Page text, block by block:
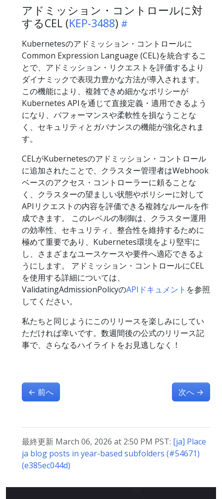
アドミッション・コントロールに対
するCEL (KEP-3488)
Kubernetesのアドミッション・コントロールに
Common Expression Language (CEL)を統合するこ
とで、アドミッション・リクエストを評価するより
ダイナミックで表現力豊かな方法が導入されます。
この機能により、複雑できめ細かなポリシーが
Kubernetes APIを通じて直接定義・適用できるよう
になり、パフォーマンスや柔軟性を損なうことな
く、セキュリティとガバナンスの機能が強化されま
す。
CELがKubernetesのアドミッション・コントロール
に追加されたことで、クラスター管理者はWebhook
ベースのアクセス・コントローラーに頼ることな
く、クラスターの望ましい状態やポリシーに対して
APIリクエストの内容を評価できる複雑なルールを作
成できます。 このレベルの制御は、クラスター運用
の効率性、セキュリティ、整合性を維持するために
極めて重要であり、Kubernetes環境をより堅牢に
し、さまざまなユースケースや要件へ適応できるよ
うにします。 アドミッション・コントロールにCEL
を使用する詳細については、
ValidatingAdmissionPolicyのAPIドキュメント を参照
してください。
私たちと同じようにこのリリースを楽しみにしてい
ただければ幸いです。数週間後の公式のリリース記
事で、さらなるハイライトをお見逃しなく！
← 前へ 次へ →
最終更新 March 06, 2026 at 2:50 PM PST: [ja] Place
ja blog posts in year-based subfolders (#54671)
(e385ec044d)